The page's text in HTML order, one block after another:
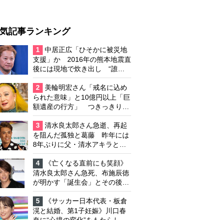
記事ランキング
1
中居正広「ひそかに被災地
支援」か 2016年の熊本地震直
後には現地で炊き出し “誰に
も知られなくて良い”と、むし
ろ強まる福祉活動への思い
2
美輪明宏さん「戒名に込め
られた意味」と10億円以上「巨
額遺産の行方」 つきっきりで
私生活をサポートしていた元俳
優が相続か
3
清水良太郎さん急逝、再起
を阻んだ孤独と葛藤 昨年には
8年ぶりに父・清水アキラと共
演、本格的な活動再開に向かっ
ていたが…周囲が懸念していた
「不安定なところ」
4
《亡くなる直前にも笑顔》
清水良太郎さん急死、布施辰徳
が明かす「誕生会」とその後の
メッセージ
5
《サッカー日本代表・板倉
滉と結婚、第1子妊娠》川口春